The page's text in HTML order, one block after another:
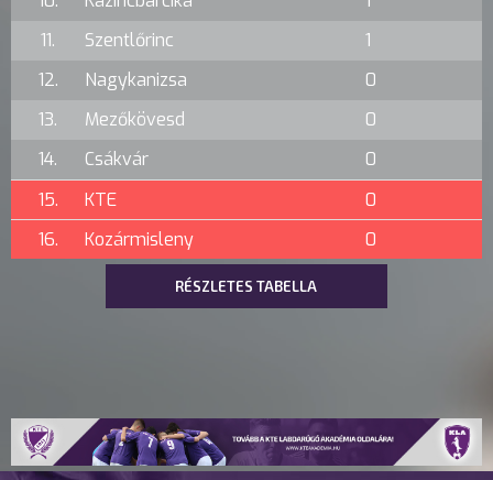
11.
Szentlőrinc
1
12.
Nagykanizsa
0
13.
Mezőkövesd
0
14.
Csákvár
0
15.
KTE
0
16.
Kozármisleny 0
RÉSZLETES TABELLA